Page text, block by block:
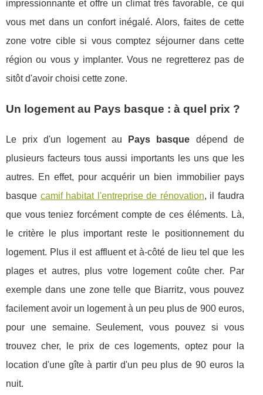
impressionnante et offre un climat très favorable, ce qui
vous met dans un confort inégalé. Alors, faites de cette
zone votre cible si vous comptez séjourner dans cette
région ou vous y implanter. Vous ne regretterez pas de
sitôt d'avoir choisi cette zone.
Un logement au Pays basque : à quel prix ?
Le prix d'un logement au Pays basque dépend de
plusieurs facteurs tous aussi importants les uns que les
autres. En effet, pour acquérir un bien immobilier pays
basque camif habitat l'entreprise de rénovation, il faudra
que vous teniez forcément compte de ces éléments. Là,
le critère le plus important reste le positionnement du
logement. Plus il est affluent et à-côté de lieu tel que les
plages et autres, plus votre logement coûte cher. Par
exemple dans une zone telle que Biarritz, vous pouvez
facilement avoir un logement à un peu plus de 900 euros,
pour une semaine. Seulement, vous pouvez si vous
trouvez cher, le prix de ces logements, optez pour la
location d'une gîte à partir d'un peu plus de 90 euros la
nuit.